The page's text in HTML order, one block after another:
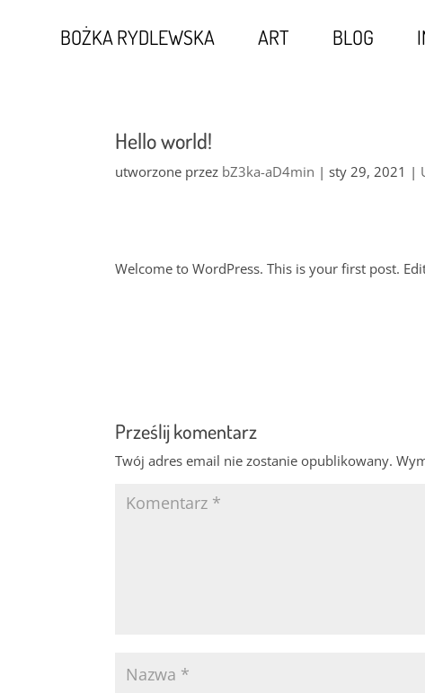
BOŻKA RYDLEWSKA ART BLOG
Hello world!
utworzone przez bZ3ka-aD4min | sty 29, 2021 |
Welcome to WordPress. This is your first post.
Prześlij komentarz
Twój adres email nie zostanie opublikowany.